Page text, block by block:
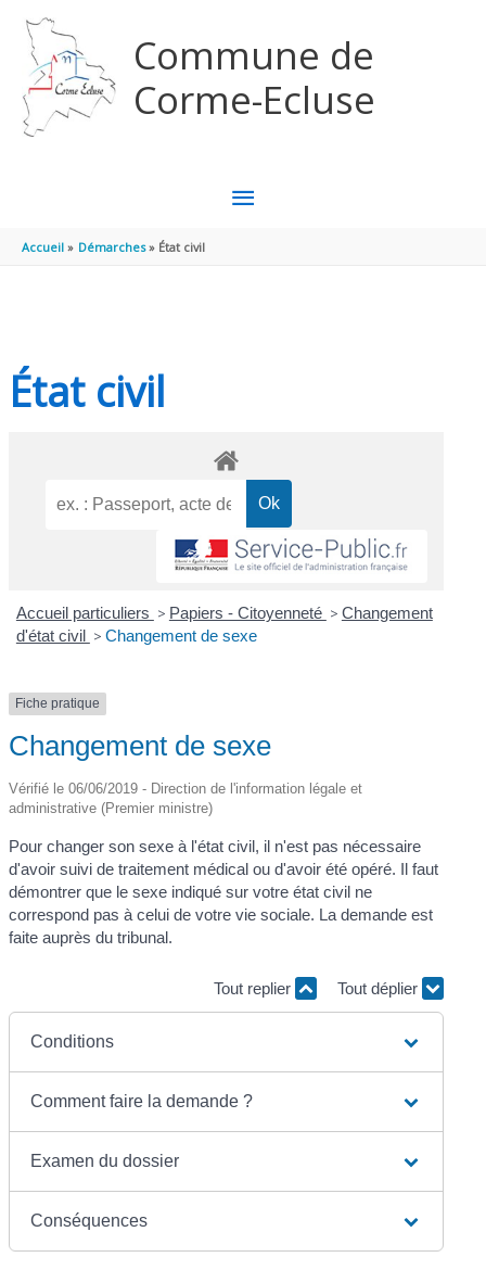
Commune de
Corme-Ecluse
MENU
Accueil Démarches État civil
État civil
Accueil particuliers > Papiers - Citoyenneté > Changement
d'état civil > Changement de sexe
Fiche pratique
Changement de sexe
Vérifié le 06/06/2019 - Direction de l'information légale et
administrative (Premier ministre)
Pour changer son sexe à l'état civil, il n'est pas nécessaire
d'avoir suivi de traitement médical ou d'avoir été opéré. Il faut
démontrer que le sexe indiqué sur votre état civil ne
correspond pas à celui de votre vie sociale. La demande est
faite auprès du tribunal.
Tout replier Tout déplier
Conditions
Comment faire la demande ?
Examen du dossier
Conséquences